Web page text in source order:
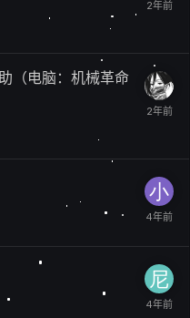
（电脑：机械革命